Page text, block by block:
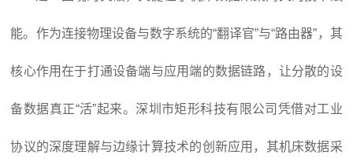
能。作为连接物理设备与数字系统的“翻译官”与“路由器”，其
核心作用在于打通设备端与应用端的数据链路，让分散的设
备数据真正“活”起来。深圳市矩形科技有限公司凭借对工业
协议的深度理解与边缘计算技术的创新应用，其机床数据采